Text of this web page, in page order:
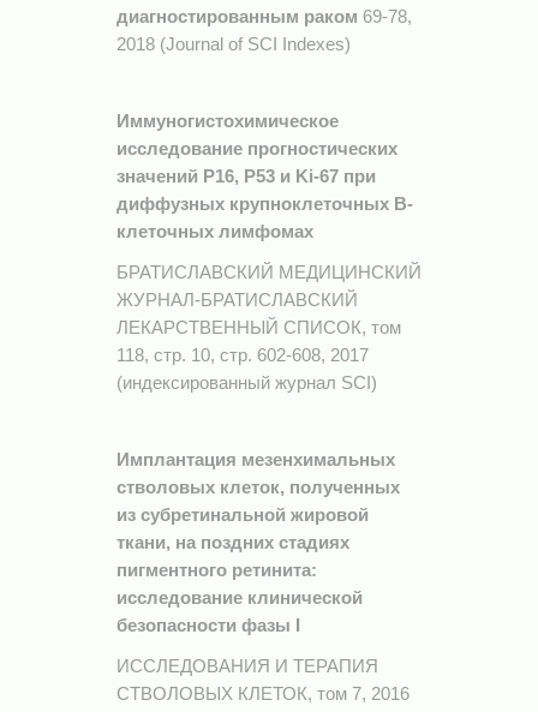
диагностированным раком 69-78,
2018 (Journal of SCI Indexes)
Иммуногистохимическое
исследование прогностических
значений P16, P53 и Ki-67 при
диффузных крупноклеточных B-
клеточных лимфомах
БРАТИСЛАВСКИЙ МЕДИЦИНСКИЙ
ЖУРНАЛ-БРАТИСЛАВСКИЙ
ЛЕКАРСТВЕННЫЙ СПИСОК, том
118, стр. 10, стр. 602-608, 2017
(индексированный журнал SCI)
Имплантация мезенхимальных
стволовых клеток, полученных
из субретинальной жировой
ткани, на поздних стадиях
пигментного ретинита:
исследование клинической
безопасности фазы I
ИССЛЕДОВАНИЯ И ТЕРАПИЯ
СТВОЛОВЫХ КЛЕТОК, том 7, 2016